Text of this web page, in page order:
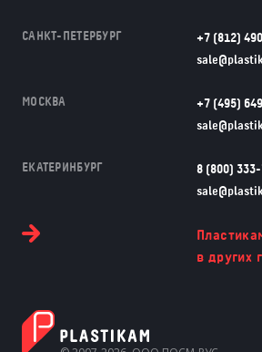
САНКТ-ПЕТЕРБУРГ
+7 (812)
МОСКВА
+7 (495)
ЕКАТЕРИНБУРГ
8 (800)
в других